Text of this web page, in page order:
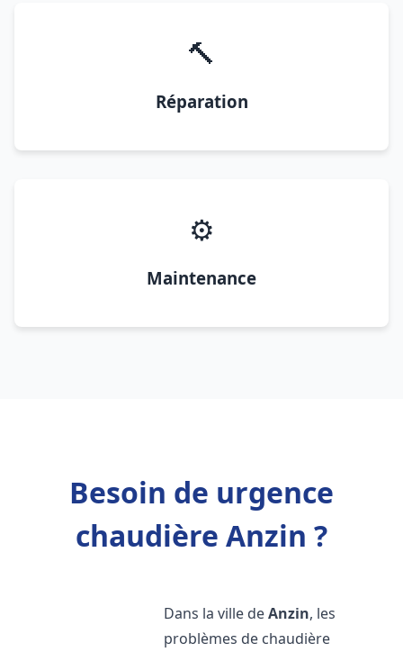
🔨
Réparation
⚙️
Maintenance
Besoin de urgence
chaudière Anzin ?
Dans la ville deAnzin, les
problèmes de chaudière